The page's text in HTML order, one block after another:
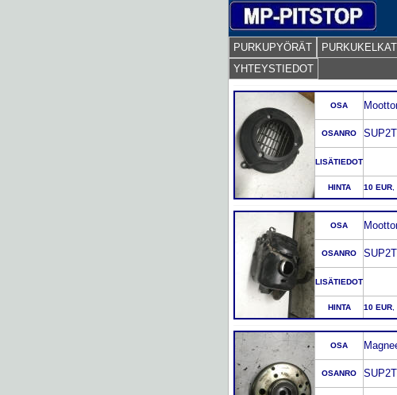
PURKUPYÖRÄT PURKUKELKAT
YHTEYSTIEDOT
OSA
OSANRO
LISÄTIEDOT
HINTA 10 EUR
OSA
OSANRO
LISÄTIEDOT
HINTA 10 EUR
OSA
OSANRO